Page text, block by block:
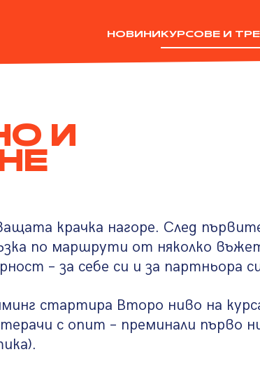
НОВИНИКУРСОВЕ И
И
крачка нагоре. След
по маршрути от няколко
– за себе си и за партньора
стартира Второ ниво на
с опит – преминали първо